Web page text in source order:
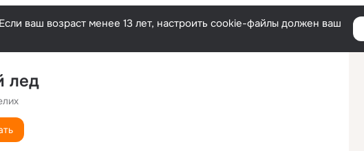
ваш возраст менее 13 лет, настроить cookie-файлы должен ваш
лед